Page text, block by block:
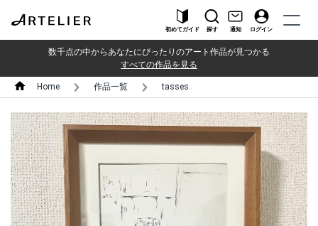
初めてガイド 探す 通知 ログイン
数千点の中からあなたにぴったりのアート作品が見つかる
すべての作品を見る
Home 作品一覧 tasses